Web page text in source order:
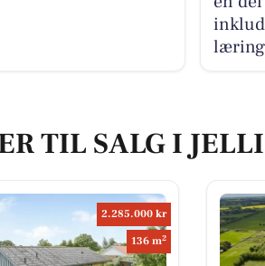
TIL SALG I
2.285.000 kr
136 m2